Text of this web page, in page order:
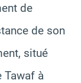
de
de son
situé
Tawaf à